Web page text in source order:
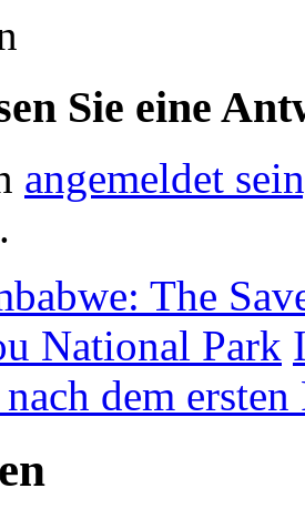
Sie eine
angemeldet
The
National Park
dem